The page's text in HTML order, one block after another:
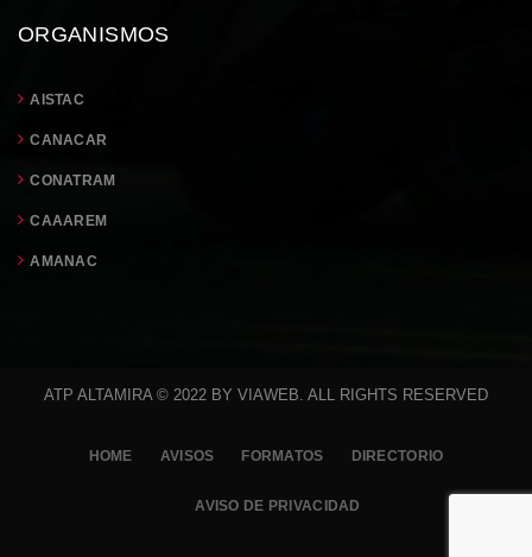
ORGANISMOS
AISTAC
CANACAR
CONATRAM
CAAAREM
AMANAC
ATP ALTAMIRA © 2022 BY VIAWEB. ALL RIGHTS RESERVED
HOME AVISOS FORMATOS DIRECTORIO
AVISO DE PRIVACIDAD